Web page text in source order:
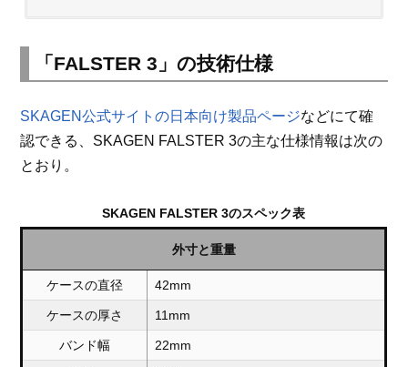
「FALSTER 3」の技術仕様
SKAGEN公式サイトの日本向け製品ページなどにて確
認できる、SKAGEN FALSTER 3の主な仕様情報は次の
とおり。
SKAGEN FALSTER 3のスペック表
外寸と重量
ケースの直径 42mm
ケースの厚さ 11mm
バンド幅 22mm